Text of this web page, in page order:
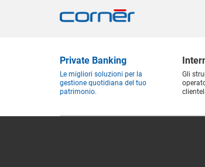
Private Banking
Le migliori soluzioni per la
gestione quotidiana del tuo
patrimonio.
Gli